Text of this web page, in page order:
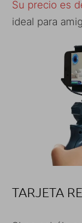
Su precio es
ideal para
TARJETA